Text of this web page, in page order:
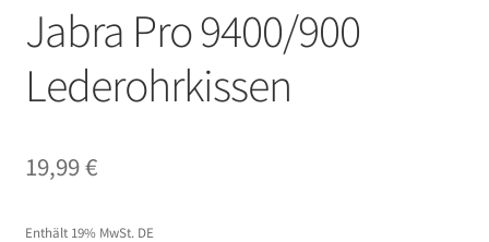
Jabra Pro 9400/900
Lederohrkissen
19,99€
Enthält 19% MwSt. DE